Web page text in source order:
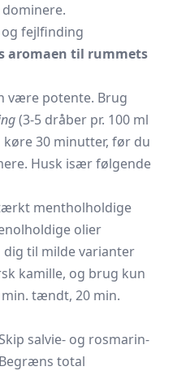
fejlfinding
aromaen til rummets
være potente. Brug
(3-5 dråber pr. 100 ml
30 minutter, før du
Husk især følgende
mentholholdige
olier
til milde varianter
kamille, og brug kun
tændt, 20 min.
Skip salvie- og rosmarin-
total